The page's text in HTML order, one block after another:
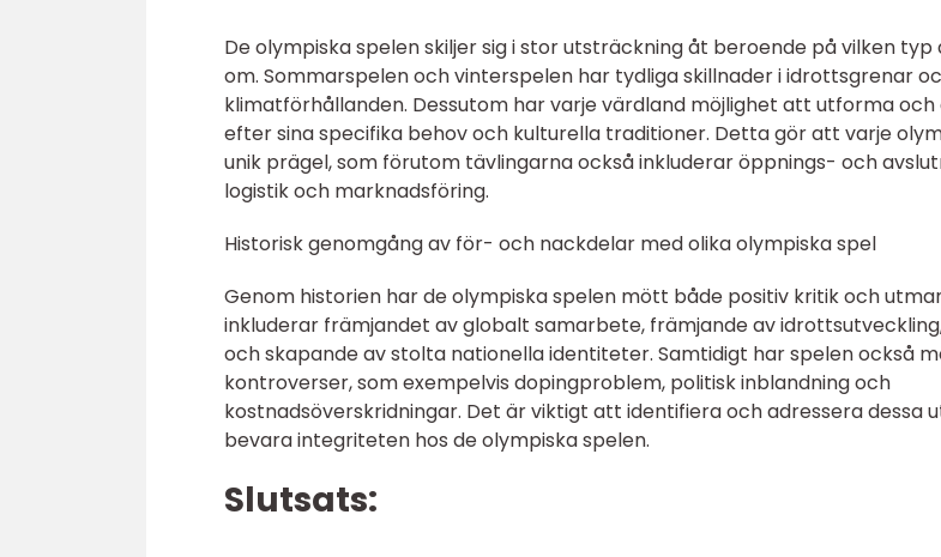
De olympiska spelen skiljer sig i stor utsträckning åt beroende på vilken
om. Sommarspelen och vinterspelen har tydliga skillnader i idrottsgrenar
klimatförhållanden. Dessutom har varje värdland möjlighet att utforma och
efter sina specifika behov och kulturella traditioner. Detta gör att varje
unik prägel, som förutom tävlingarna också inkluderar öppnings- och
logistik och marknadsföring.
Historisk genomgång av för- och nackdelar med olika olympiska spel
Genom historien har de olympiska spelen mött både positiv kritik och
inkluderar främjandet av globalt samarbete, främjande av
och skapande av stolta nationella identiteter. Samtidigt har spelen också
kontroverser, som exempelvis dopingproblem, politisk inblandning och
kostnadsöverskridningar. Det är viktigt att identifiera och adressera dessa
bevara integriteten hos de olympiska spelen.
Slutsats: